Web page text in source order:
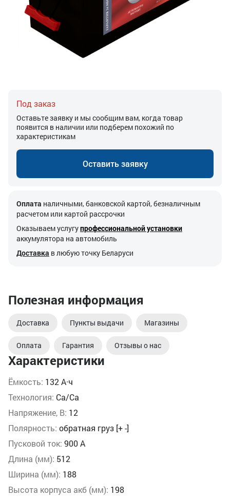
Характеристики
Ёмкость: 132 А·ч
Технология: Ca/Ca
Напряжение, В: 12
Полярность: обратная груз [+ -]
Пусковой ток: 900 А
Длина (мм): 512
Ширина (мм): 188
Высота корпуса акб (мм): 198
Под заказ
Оставьте заявку и мы сообщим вам, когда товар
появится в наличии или подберем похожий по
характеристикам
Оставить заявку
Оплата наличными, банковской картой, безналичным
расчетом или картой рассрочки
Оказываем услугупрофессиональной установки
аккумулятора на автомобиль
Доставка в любую точку Беларуси
Полезная информация
Доставка Пункты выдачи Магазины
Оплата Гарантия Отзывы о нас